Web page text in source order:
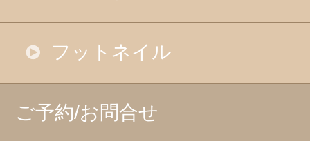
フットネイル
ご予約/お問合せ